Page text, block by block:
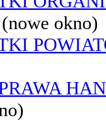
(nowe okno)